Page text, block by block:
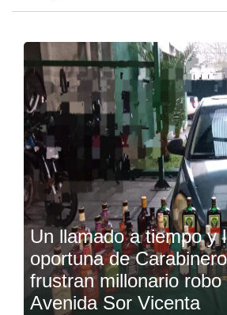
Un llamado a tiempo y
oportuna de
frustran millonario robo
Avenida Sor Vicenta